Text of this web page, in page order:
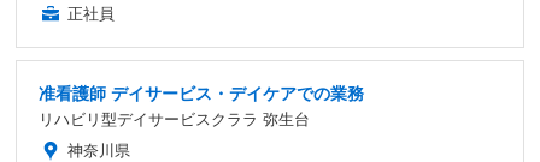
正社員
准看護師 デイサービス・デイケアでの業務
リハビリ型デイサービスクララ 弥生台
神奈川県